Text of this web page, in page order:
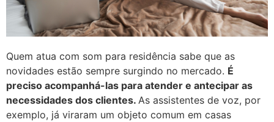
Quem atua com som para residência sabe que as
novidades estão sempre surgindo no mercado. É
preciso acompanhá-las para atender e antecipar as
necessidades dos clientes. As assistentes de voz, por
exemplo, já viraram um objeto comum em casas